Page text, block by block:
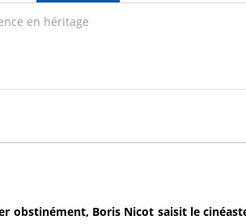
en héritage
obstinément, Boris Nicot saisit le